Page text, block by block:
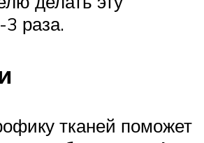
раза.
тканей поможет